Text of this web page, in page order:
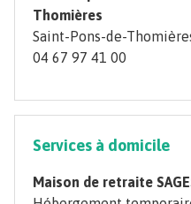
Thomières
Saint-Pons-de-
04 67 97 41 00
Services à domicile
Maison de retraite